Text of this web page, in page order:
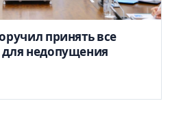
принять все
недопущения